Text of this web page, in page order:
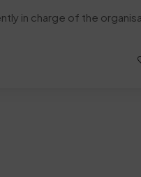
in charge of the